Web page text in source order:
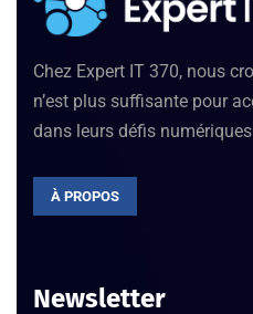
Chez Expert IT 370, nous
n’est plus suffisante pour
dans leurs défis
À PROPOS
Newsletter